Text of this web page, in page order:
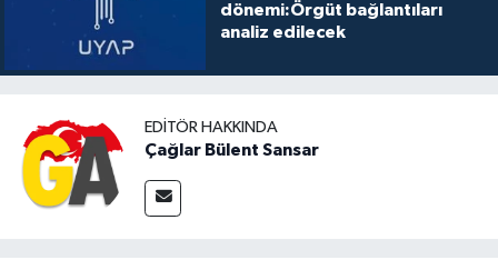
dönemi:Örgüt bağlantıları
analiz edilecek
EDITÖR HAKKINDA
Çağlar Bülent Sansar